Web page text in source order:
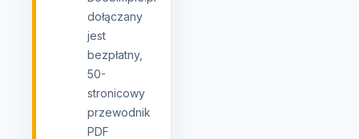
dołączany
jest
bezpłatny,
50-
stronicowy
przewodnik
PDF